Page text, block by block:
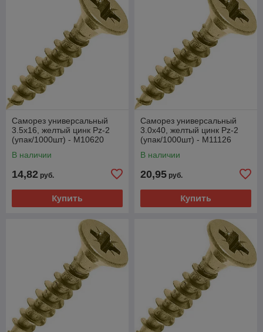
Саморез универсальный
3.5х16, желтый цинк Pz-2
(упак/1000шт) - M10620
В наличии
14,82 руб.
Купить
Саморез универсальный
3.0х40, желтый цинк Pz-2
(упак/1000шт) - M11126
В наличии
20,95 руб.
Купить